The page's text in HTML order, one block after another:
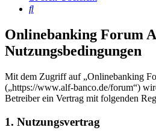
Suche
Onlinebanking Forum
Nutzungsbedingungen
Mit dem Zugriff auf „Onlinebanking
(„https://www.alf-banco.de/forum“)
Betreiber ein Vertrag mit folgenden
1. Nutzungsvertrag